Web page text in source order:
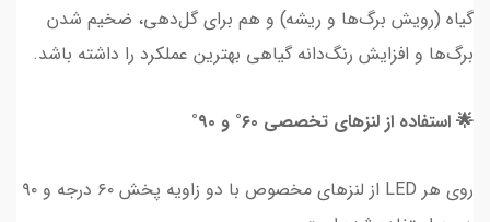
گیاه (رویش برگ‌ها و ریشه) و هم برای گل‌دهی، ضخیم شدن
برگ‌ها و افزایش رنگ‌دانه گیاهی بهترین عملکرد را داشته باشد.
🌟 استفاده از لنزهای تخصصی ۶۰° و ۹۰°
روی هر LED از لنزهای مخصوص با دو زاویه پخش ۶۰ درجه و ۹۰